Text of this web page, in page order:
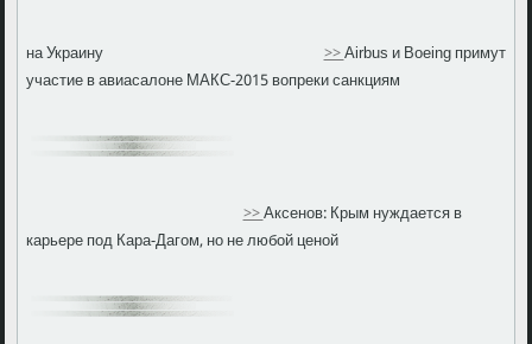
на Украину >>Airbus и Boeing примут
участие в авиасалоне МАКС-2015 вопреки санкциям
>>Аксенов: Крым нуждается в
карьере под Кара-Дагом, но не любой ценой